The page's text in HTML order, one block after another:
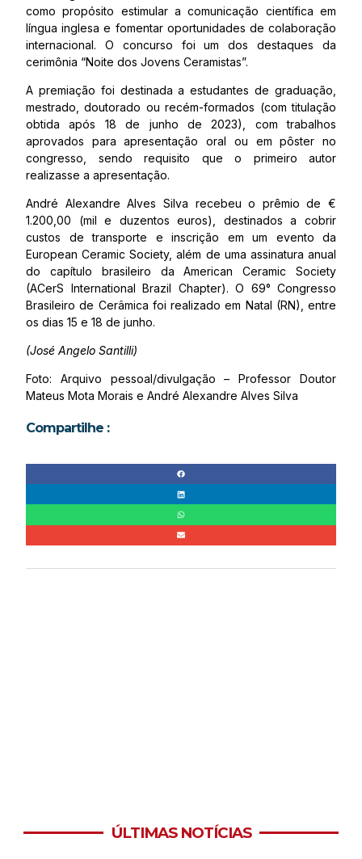
como propósito estimular a comunicação científica em
língua inglesa e fomentar oportunidades de colaboração
internacional. O concurso foi um dos destaques da
cerimônia “Noite dos Jovens Ceramistas”.
A premiação foi destinada a estudantes de graduação,
mestrado, doutorado ou recém-formados (com titulação
obtida após 18 de junho de 2023), com trabalhos
aprovados para apresentação oral ou em pôster no
congresso, sendo requisito que o primeiro autor
realizasse a apresentação.
André Alexandre Alves Silva recebeu o prêmio de €
1.200,00 (mil e duzentos euros), destinados a cobrir
custos de transporte e inscrição em um evento da
European Ceramic Society, além de uma assinatura anual
do capítulo brasileiro da American Ceramic Society
(ACerS International Brazil Chapter). O 69° Congresso
Brasileiro de Cerâmica foi realizado em Natal (RN), entre
os dias 15 e 18 de junho.
(José Angelo Santilli)
Foto: Arquivo pessoal/divulgação – Professor Doutor
Mateus Mota Morais e André Alexandre Alves Silva
Compartilhe :
ÚLTIMAS NOTÍCIAS